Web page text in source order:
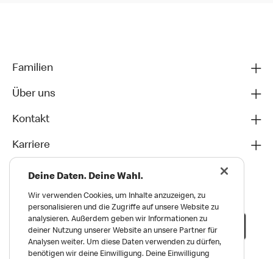
Familien
Über uns
Kontakt
Karriere
Deine Daten. Deine Wahl.
Wir verwenden Cookies, um Inhalte anzuzeigen, zu
personalisieren und die Zugriffe auf unsere Website zu
analysieren. Außerdem geben wir Informationen zu
deiner Nutzung unserer Website an unsere Partner für
Analysen weiter. Um diese Daten verwenden zu dürfen,
benötigen wir deine Einwilligung. Deine Einwilligung